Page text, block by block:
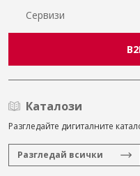
Сервизи
Каталози
Разгледайте дигиталните
Разгледай всички